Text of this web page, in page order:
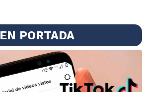
EN PORTADA